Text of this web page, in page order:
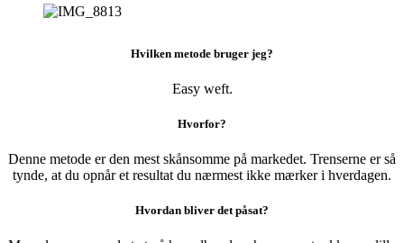
Hvilken metode bruger jeg?
Easy weft.
Hvorfor?
Denne metode er den mest skånsomme på markedet. Trenserne er så
tynde, at du opnår et resultat du nærmest ikke mærker i hverdagen.
Hvordan bliver det påsat?